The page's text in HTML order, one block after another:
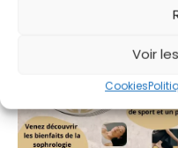
Voir
Cookies